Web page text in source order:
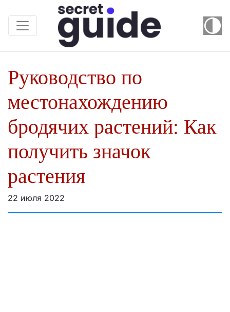
Руководство по
местонахождению
бродячих растений: Как
получить значок
растения
22 июля 2022